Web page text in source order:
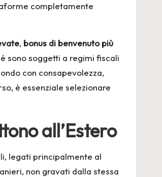
completamente
, bonus di benvenuto più
sono soggetti a regimi fiscali
con consapevolezza,
è essenziale selezionare
all’Estero
legati principalmente al
non gravati dalla stessa